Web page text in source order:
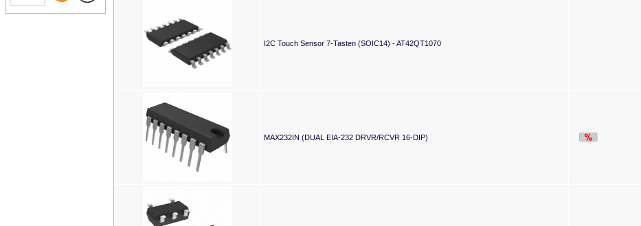
I2C Touch Sensor 7-Tasten (SOIC14) - AT42QT1070
MAX232IN (DUAL EIA-232 DRVR/RCVR 16-DIP)